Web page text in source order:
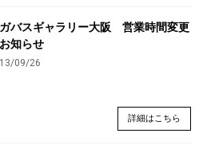
バスギャラリー大阪 営業時間変更
知らせ
09/26
詳細はこちら